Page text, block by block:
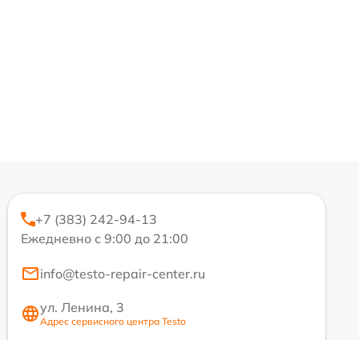
+7 (383) 242-94-13
Ежедневно с 9:00 до 21:00
info@testo-repair-center.ru
ул. Ленина, 3
Адрес сервисного центра Testo